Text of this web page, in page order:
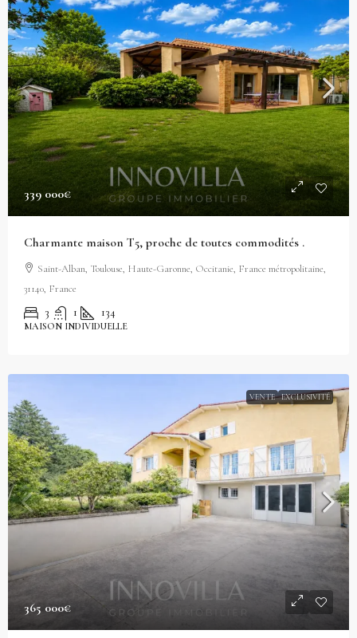
339 000€
Charmante maison T5, proche de toutes commodités .
Saint-Alban, Toulouse, Haute-Garonne, Occitanie, France métropolitaine,
31140, France
3 1 134
MAISON INDIVIDUELLE
VENTE EXCLUSIVITÉ
365 000€